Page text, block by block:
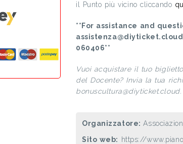
il Punto più vicino cliccando
**For assistance and
060406**
Vuoi acquistare il tuo
del Docente? Invia la tua
Organizzatore:
Sito web:
https://